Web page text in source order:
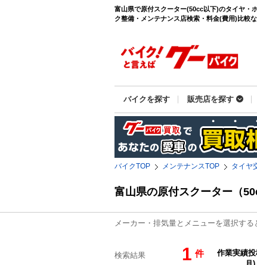
富山県で原付スクーター(50cc以下)のタイヤ・
ク整備・メンテナンス店検索・料金(費用)比較
バイクを探す 販売店を探す
バイクTOP メンテナンスTOP タイヤ
富山県の原付スクーター（
メーカー・排気量とメニューを選択す
検索結果 1 件